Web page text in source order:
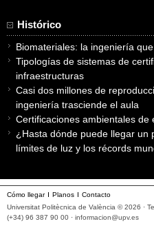
Histórico
Biomateriales: la ingeniería
Tipologías de sistemas de
infraestructuras
Casi dos millones de
ingeniería trasciende el aula
Certificaciones ambientales de
¿Hasta dónde puede llegar un
límites de luz y los récords
Cómo llegar Planos
Contacto
Universitat Politècnica de València © 2026 ·
(+34) 96 387 90 00 · informacion@upv.es